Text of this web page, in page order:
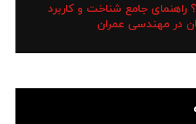
جامع شناخت و کاربرد
در مهندسی عمران